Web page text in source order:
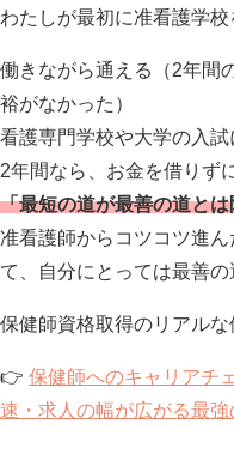
わたしが最初に准看護学校
働きながら通える（2年間
裕がなかった）
看護専門学校や大学の入
2年間なら、お金を借りず
「最短の道が最善の道と
准看護師からコツコツ進
て、自分にとっては最善の
保健師資格取得のリアルな
👉 保健師へのキャリアチ
速・求人の幅が広がる最強